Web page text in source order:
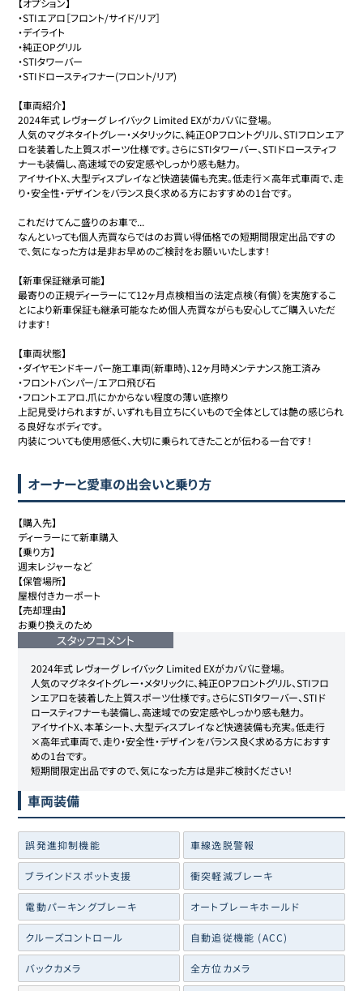
【オプション】
・STIエアロ［フロント/サイド/リア］
・デイライト
・純正OPグリル
・STIタワーバー
・STIドロースティフナー(フロント/リア)
【車両紹介】
2024年式 レヴォーグ レイバック Limited EXがカババに登場。
人気のマグネタイトグレー・メタリックに、純正OPフロントグリル、STIフロンエア
ロを装着した上質スポーツ仕様です。さらにSTIタワーバー、STIドロースティフ
ナーも装備し、高速域での安定感やしっかり感も魅力。
アイサイトX、大型ディスプレイなど快適装備も充実。低走行×高年式車両で、走
り・安全性・デザインをバランス良く求める方におすすめの1台です。
これだけてんこ盛りのお車で...
なんといっても個人売買ならではのお買い得価格での短期間限定出品ですの
で、気になった方は是非お早めのご検討をお願いいたします！
【新車保証継承可能】
最寄りの正規ディーラーにて12ヶ月点検相当の法定点検（有償）を実施するこ
とにより新車保証も継承可能なため個人売買ながらも安心してご購入いただ
けます！
【車両状態】
・ダイヤモンドキーパー施工車両(新車時)、12ヶ月時メンテナンス施工済み
・フロントバンパー/エアロ飛び石
・フロントエアロ.爪にかからない程度の薄い底擦り
上記見受けられますが、いずれも目立ちにくいもので全体としては艶の感じられ
る良好なボディです。
内装についても使用感低く、大切に乗られてきたことが伝わる一台です！
オーナーと愛車の出会いと乗り方
【購入先】
ディーラーにて新車購入
【乗り方】
週末レジャーなど
【保管場所】
屋根付きカーポート
【売却理由】
お乗り換えのため
スタッフコメント
2024年式 レヴォーグ レイバック Limited EXがカババに登場。
人気のマグネタイトグレー・メタリックに、純正OPフロントグリル、STIフロ
ンエアロを装着した上質スポーツ仕様です。さらにSTIタワーバー、STIド
ロースティフナーも装備し、高速域での安定感やしっかり感も魅力。
アイサイトX、本革シート、大型ディスプレイなど快適装備も充実。低走行
×高年式車両で、走り・安全性・デザインをバランス良く求める方におすす
めの1台です。
短期間限定出品ですので、気になった方は是非ご検討ください！
車両装備
誤発進抑制機能 車線逸脱警報
ブラインドスポット支援 衝突軽減ブレーキ
電動パーキングブレーキ オートブレーキホールド
クルーズコントロール 自動追従機能 (ACC)
バックカメラ 全方位カメラ